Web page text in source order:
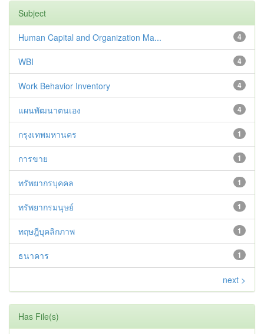
Subject
4
Human Capital and Organization Ma...
4
WBI
4
Work Behavior Inventory
4
แผนพัฒนาตนเอง
1
กรุงเทพมหานคร
1
การขาย
1
ทรัพยากรบุคคล
1
ทรัพยากรมนุษย์
1
ทฤษฎีบุคลิกภาพ
1
ธนาคาร
next >
Has File(s)